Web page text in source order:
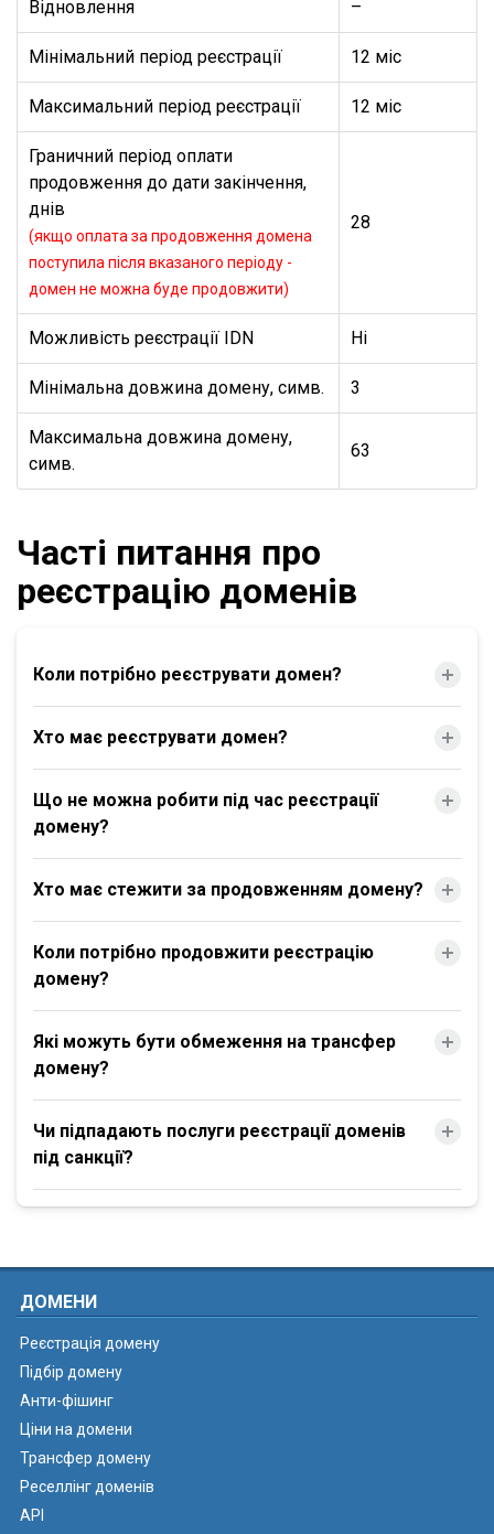
Відновлення –
Мінімальний період реєстрації 12 міс
Максимальний період реєстрації 12 міс
Граничний період оплати
продовження до дати закінчення,
днів
(якщо оплата за продовження домена
поступила після вказаного періоду -
домен не можна буде продовжити)
28
Можливість реєстрації IDN Ні
Мінімальна довжина домену, симв. 3
Максимальна довжина домену,
симв.
63
Часті питання про
реєстрацію доменів
Коли потрібно реєструвати домен?
Хто має реєструвати домен?
Що не можна робити під час реєстрації
домену?
Хто має стежити за продовженням домену?
Коли потрібно продовжити реєстрацію
домену?
Які можуть бути обмеження на трансфер
домену?
Чи підпадають послуги реєстрації доменів
під санкції?
ДОМЕНИ
Реєстрація домену
Підбір домену
Анти-фішинг
Ціни на домени
Трансфер домену
Реселлінг доменів
API